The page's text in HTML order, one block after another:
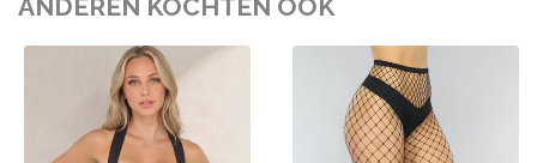
ANDEREN KOCHTEN OOK